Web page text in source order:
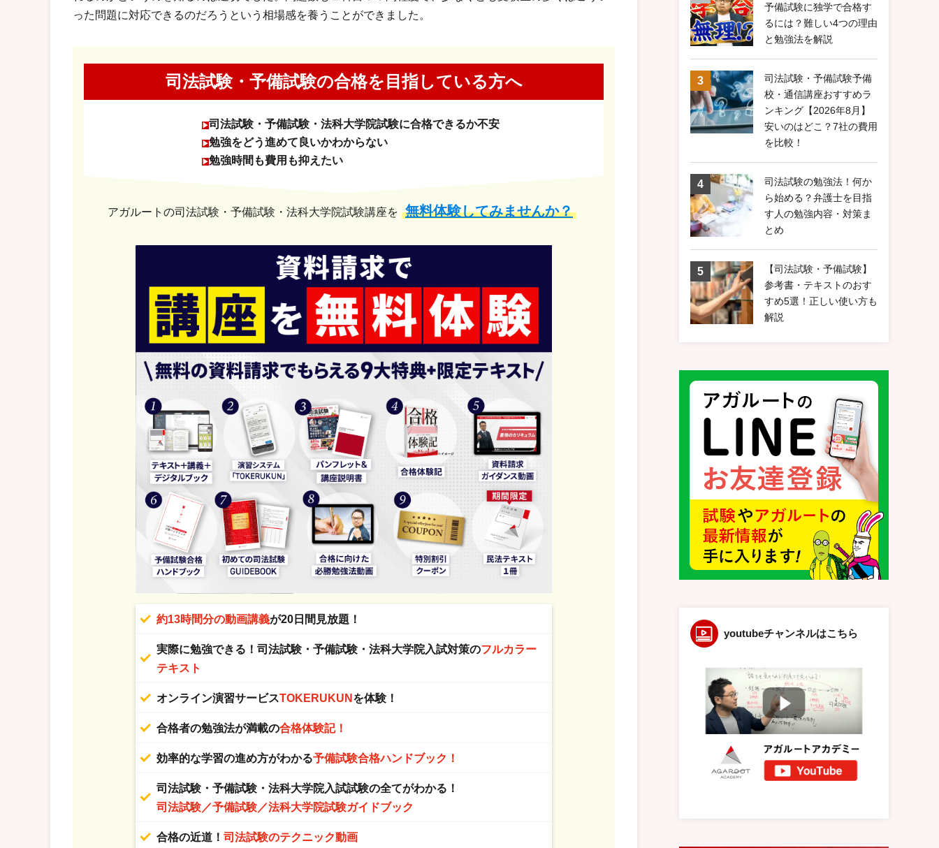
った問題に対応できるのだろうという相場感を養うことができました。
司法試験・予備試験の合格を 目指している方へ
司法試験・予備試験・法科大学院試験に合格できるか不安
勉強をどう進めて良いかわからない
勉強時間も費用も抑えたい
アガルートの司法試験・予備試験・法科大学院試験講座を 無料体験してみませんか？
約13時間分の動画講義が20日間見放題！
実際に勉強できる！司法試験・予備試験・法科大学院入試対策のフルカラー
テキスト
オンライン演習サービスTOKERUKUN を体験！
合格者の勉強法が満載の合格体験記！
効率的な学習の進め方がわかる予備試験合格ハンドブック！
司法試験・予備試験・法科大学院入試試験の全てがわかる！
司法試験／予備試験／法科大学院試験ガイドブック
合格の近道！司法試験のテクニック動画
予備試験に独学で合格す
るには？難しい4つの理由
と勉強法を解説
司法試験・予備試験予備
校・通信講座おすすめラ
ンキング【2026年8月】
安いのはどこ？7社の費用
を比較！
司法試験の勉強法！何か
ら始める？弁護士を目指
す人の勉強内容・対策ま
とめ
【司法試験・予備試験】
参考書・テキストのおす
すめ5選！正しい使い方も
解説
youtubeチャンネルはこちら